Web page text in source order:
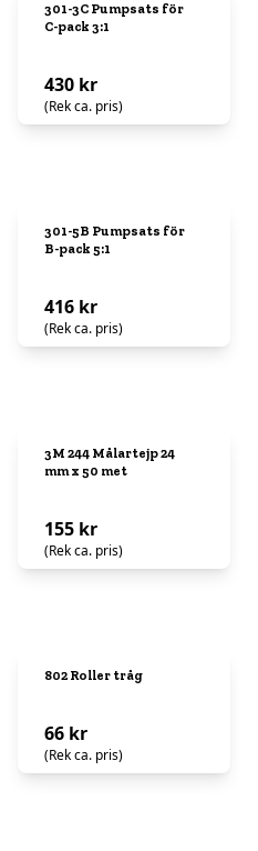
301-3C Pumpsats för
C-pack 3:1
430 kr
(Rek ca. pris)
301-5B Pumpsats för
B-pack 5:1
416 kr
(Rek ca. pris)
3M 244 Målartejp 24
mm x 50 met
155 kr
(Rek ca. pris)
802 Roller tråg
66 kr
(Rek ca. pris)